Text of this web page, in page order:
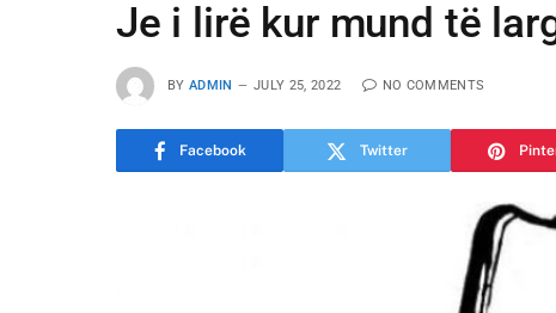
Je i lirë kur mund të
BY ADMIN JULY 25, 2022 NO COMMENTS
Facebook Twitter